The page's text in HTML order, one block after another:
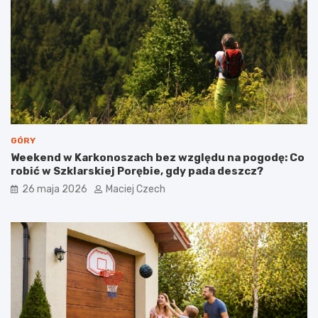
o
b
a
c
z
y
ć
?
GÓRY
Weekend w Karkonoszach bez względu na pogodę: Co
robić w Szklarskiej Porębie, gdy pada deszcz?
26 maja 2026 Maciej Czech